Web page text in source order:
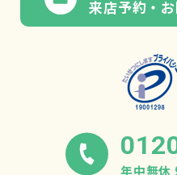
来店予約・
年中無休